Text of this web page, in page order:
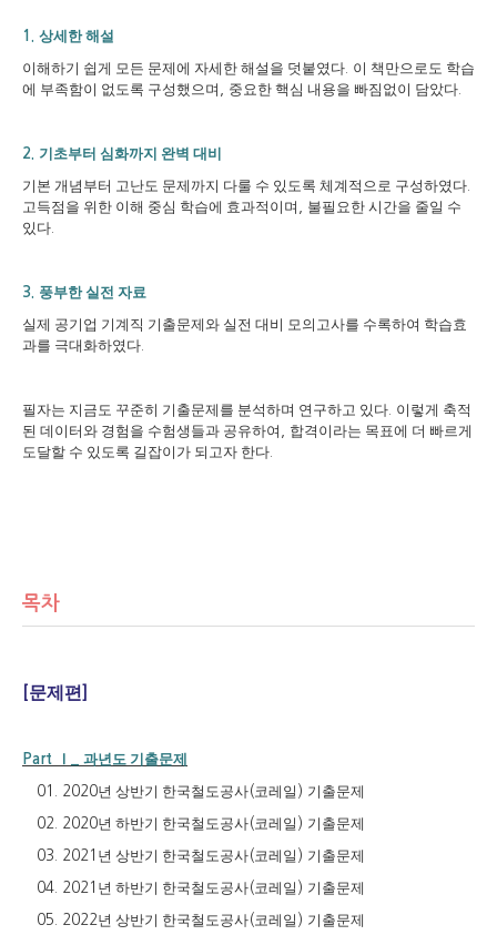
1. 상세한 해설
이해하기 쉽게 모든 문제에 자세한 해설을 덧붙였다 이 책만으로도 학습
에 부족함이 없도록 구성했으며
중요한 핵심 내용을 빠짐없이 담았다
2. 기초부터 심화까지 완벽 대비
기본 개념부터 고난도 문제까지 다룰 수 있도록 체계적으로 구성하였다
고득점을 위한 이해 중심 학습에 효과적이며
불필요한 시간을 줄일 수
있다
3. 풍부한 실전 자료
실제 공기업 기계직 기출문제와 실전 대비 모의고사를 수록하여 학습효
과를 극대화하였다
필자는 지금도 꾸준히 기출문제를 분석하며 연구하고 있다 이렇게 축적
된 데이터와 경험을 수험생들과 공유하여
합격이라는 목표에 더 빠르게
도달할 수 있도록 길잡이가 되고자 한다
목차
문제편
Part Ⅰ 과년도 기출문제
01. 2020년 상반기 한국철도공사( 코레일 ) 기출문제
02. 2020년 하반기 한국철도공사( 코레일 ) 기출문제
03. 2021 년 상반기 한국철도공사( 코레일 ) 기출문제
04. 2021 년 하반기 한국철도공사( 코레일 ) 기출문제
05. 2022년 상반기 한국철도공사( 코레일 ) 기출문제